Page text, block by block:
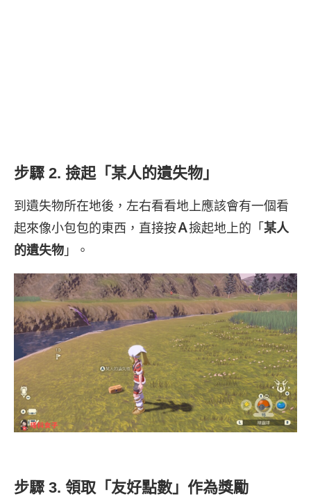
步驟 2. 撿起「某人的遺失物」
到遺失物所在地後，左右看看地上應該會有一個看
起來像小包包的東西，直接按Ａ撿起地上的「 某人
的遺失物 」。
步驟 3. 領取「友好點數」作為獎勵